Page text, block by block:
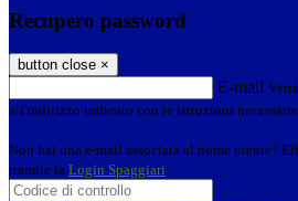
Recupero password
button close ×
E-mail
all'indirizzo indicato con le istruzioni
Non hai una e-mail associata al nome utente?
tramite la Login Spaggiari